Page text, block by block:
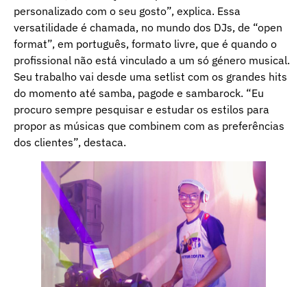
personalizado com o seu gosto”, explica. Essa
versatilidade é chamada, no mundo dos DJs, de “open
format”, em português, formato livre, que é quando o
profissional não está vinculado a um só género musical.
Seu trabalho vai desde uma setlist com os grandes hits
do momento até samba, pagode e sambarock. “Eu
procuro sempre pesquisar e estudar os estilos para
propor as músicas que combinem com as preferências
dos clientes”, destaca.